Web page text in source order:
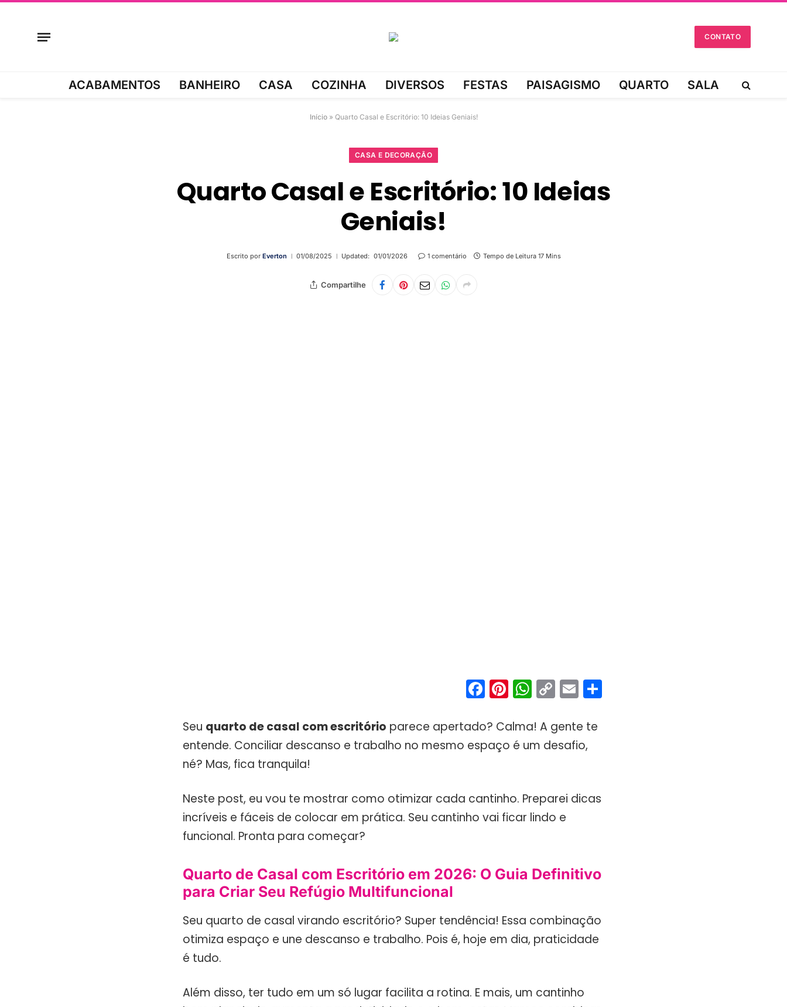
CONTATO
ACABAMENTOS BANHEIRO CASA COZINHA DIVERSOS FESTAS PAISAGISMO QUARTO SALA
Início» Quarto Casal e Escritório: 10 Ideias Geniais!
CASA E DECORAÇÃO
Quarto Casal e Escritório: 10 Ideias
Geniais!
Escrito por Everton 01/08/2025 Updated: 01/01/2026 1 comentário Tempo de Leitura 17 Mins
Compartilhe
Facebook
Pinterest
WhatsApp
Copy
Link
Email
Seu quarto de casal com escritório parece apertado? Calma! A gente te
entende. Conciliar descanso e trabalho no mesmo espaço é um desafio,
né? Mas, fica tranquila!
Neste post, eu vou te mostrar como otimizar cada cantinho. Preparei dicas
incríveis e fáceis de colocar em prática. Seu cantinho vai ficar lindo e
funcional. Pronta para começar?
Quarto de Casal com Escritório em 2026: O Guia Definitivo
para Criar Seu Refúgio Multifuncional
Seu quarto de casal virando escritório? Super tendência! Essa combinação
otimiza espaço e une descanso e trabalho. Pois é, hoje em dia, praticidade
é tudo.
Além disso, ter tudo em um só lugar facilita a rotina. E mais, um cantinho